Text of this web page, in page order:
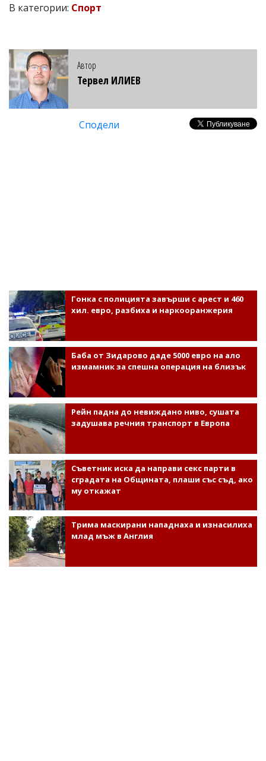
В категории: Спорт
Автор
Тервел ИЛИЕВ
Сподели
Гонка с полицията завърши с арест и 460
хил. евро, разбиха и наркооранжерия
Баба от Зидарово даде 5000 евро на ало
измамник за спешна операция на близък
Рейн падна до невиждано ниво, сушата
задушава речния транспорт в Европа
Съветник иска да направи секс парти в
сградата на Общината, плаши със съд, ако
му откажат
Трима маскирани нападнаха и изнасилиха
млад мъж в Англия